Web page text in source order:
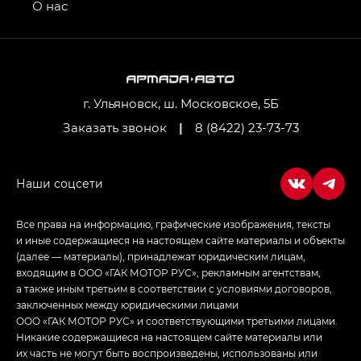
привод — GB AWD, Джи Эль Полный привод —
Джи Икс ПРЕМИУМ — GX PREMIUM, ЛАУНЖ —
LOUNGE
Empow — Эмпау (Empow) в комплектации
г. Ульяновск, ш. Московское, 5Б
Заказать звонок
| 8 (8422) 23-73-73
О нас
Все права на информацию, графические изображения, тексты
и иные содержащиеся на настоящем сайте материалы и объекты
(далее — материалы), принадлежат юридическим лицам,
входящим в ООО «ГАК МОТОР РУС», рекламным агентствам,
а также иным третьим в соответствии с условиями договоров,
заключенных между юридическими лицами
ООО «ГАК МОТОР РУС» и соответствующими третьими лицами.
Никакие содержащиеся на настоящем сайте материалы или
их часть не могут быть воспроизведены, использованы или